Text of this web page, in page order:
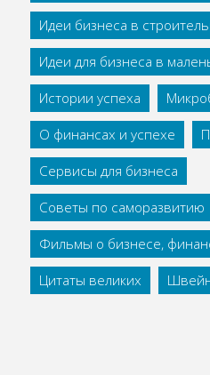
Идеи бизнеса в
Идеи для бизнеса в
Истории успеха
О финансах и успехе
Сервисы для бизнеса
Советы по саморазвитию
Фильмы о бизнесе,
Цитаты великих